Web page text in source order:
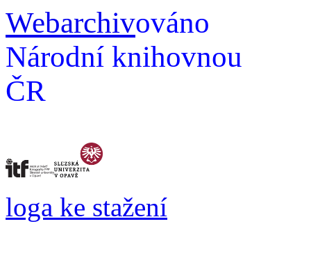
Webarchivováno
Národní knihovnou
ČR
loga ke stažení